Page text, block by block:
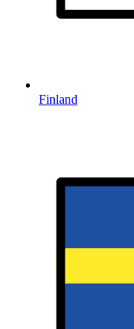
Finland